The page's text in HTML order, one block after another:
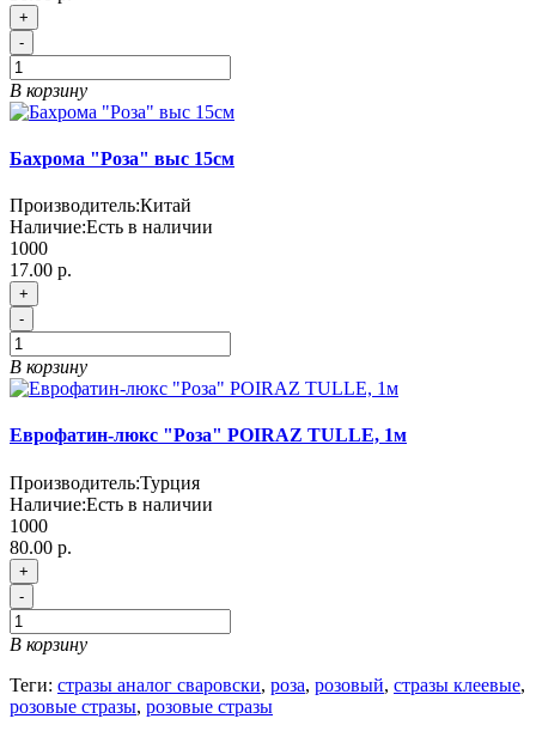
+
-
В корзину
Бахрома "Роза" выс 15см
Производитель:Китай
Наличие:Есть в наличии
1000
17.00 р.
+
-
В корзину
Еврофатин-люкс "Роза" POIRAZ TULLE, 1м
Производитель:Турция
Наличие:Есть в наличии
1000
80.00 р.
+
-
В корзину
Теги: стразы аналог сваровски, роза, розовый, стразы клеевые,
розовые стразы, розовые стразы